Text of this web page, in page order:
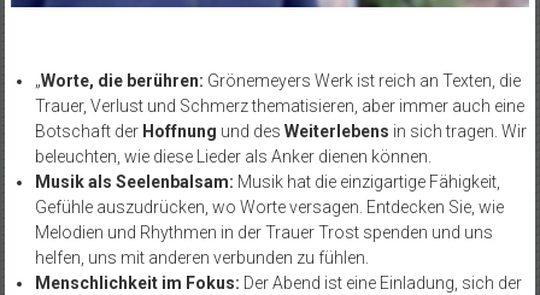
„Worte, die berühren: Grönemeyers Werk ist reich an Texten, die
Trauer, Verlust und Schmerz thematisieren, aber immer auch eine
Botschaft der Hoffnung und des Weiterlebens in sich tragen. Wir
beleuchten, wie diese Lieder als Anker dienen können.
Musik als Seelenbalsam: Musik hat die einzigartige Fähigkeit,
Gefühle auszudrücken, wo Worte versagen. Entdecken Sie, wie
Melodien und Rhythmen in der Trauer Trost spenden und uns
helfen, uns mit anderen verbunden zu fühlen.
Menschlichkeit im Fokus: Der Abend ist eine Einladung, sich der